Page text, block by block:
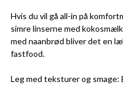
Hvis du vil gå all-in på
simre linserne med
med naanbrød bliver det en
fastfood.
Leg med teksturer og smage: